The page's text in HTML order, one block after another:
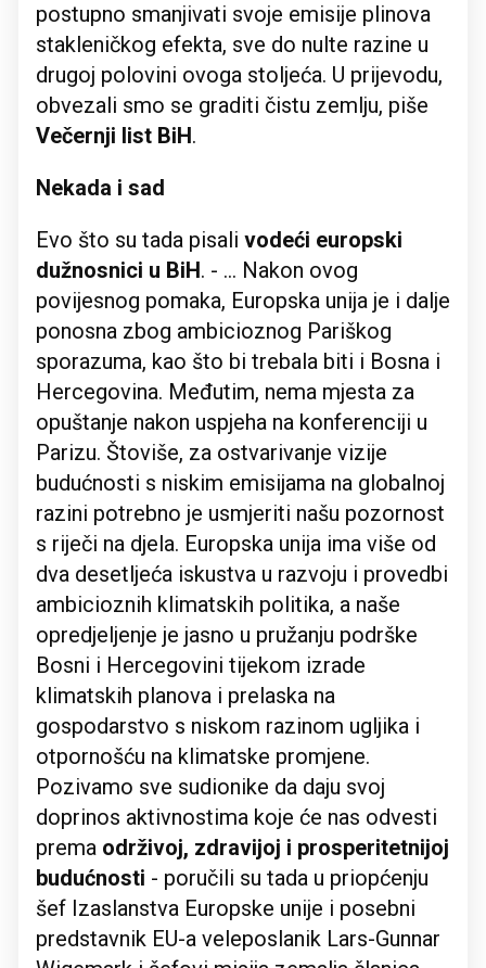
postupno smanjivati svoje emisije plinova
stakleničkog efekta, sve do nulte razine u
drugoj polovini ovoga stoljeća. U prijevodu,
obvezali smo se graditi čistu zemlju, piše
Večernji list BiH.
Nekada i sad
Evo što su tada pisali vodeći europski
dužnosnici u BiH. - … Nakon ovog
povijesnog pomaka, Europska unija je i dalje
ponosna zbog ambicioznog Pariškog
sporazuma, kao što bi trebala biti i Bosna i
Hercegovina. Međutim, nema mjesta za
opuštanje nakon uspjeha na konferenciji u
Parizu. Štoviše, za ostvarivanje vizije
budućnosti s niskim emisijama na globalnoj
razini potrebno je usmjeriti našu pozornost
s riječi na djela. Europska unija ima više od
dva desetljeća iskustva u razvoju i provedbi
ambicioznih klimatskih politika, a naše
opredjeljenje je jasno u pružanju podrške
Bosni i Hercegovini tijekom izrade
klimatskih planova i prelaska na
gospodarstvo s niskom razinom ugljika i
otpornošću na klimatske promjene.
Pozivamo sve sudionike da daju svoj
doprinos aktivnostima koje će nas odvesti
prema održivoj, zdravijoj i prosperitetnijoj
budućnosti - poručili su tada u priopćenju
šef Izaslanstva Europske unije i posebni
predstavnik EU-a veleposlanik Lars-Gunnar